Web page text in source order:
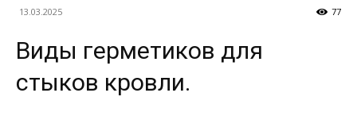
13.03.2025 77
Виды герметиков для
стыков кровли.